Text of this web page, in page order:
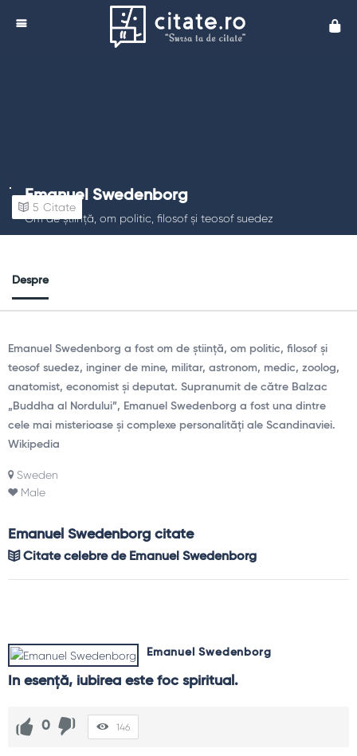
Emanuel Swedenborg
Om de știință, om politic, filosof și teosof suedez
5 Citate
Despre
Emanuel Swedenborg a fost om de știință, om politic, filosof și
teosof suedez, inginer de mine, militar, astronom, medic, zoolog,
anatomist, economist și deputat. Supranumit de către Balzac
„Buddha al Nordului”, Emanuel Swedenborg a fost una dintre
cele mai misterioase și complexe personalități ale Scandinaviei.
Wikipedia
Sweden
Male
Emanuel Swedenborg citate
Citate celebre de Emanuel Swedenborg
Emanuel Swedenborg
In esenţă, iubirea este foc spiritual.
0 146